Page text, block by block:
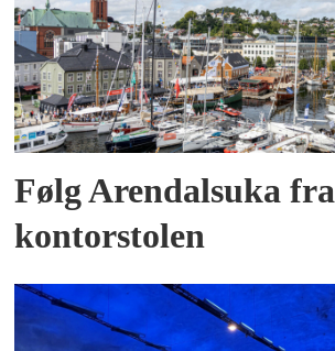
Følg Arendalsuka fra
kontorstolen